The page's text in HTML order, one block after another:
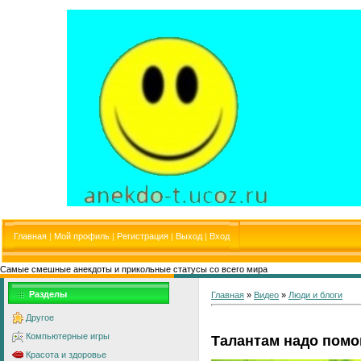
Главная | Мой профиль | Регистрация | Выход | Вход
Самые смешные анекдоты и прикольные статусы со всего мира
Разделы
Другое
Компьютерные игры
Красота и здоровье
Главная » Видео » Люди и блоги
Талантам надо